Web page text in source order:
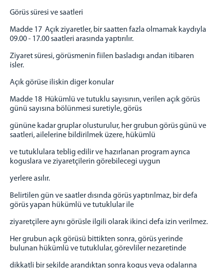
Görüs süresi ve saatleri
Madde 17 Açık ziyaretler, bir saatten fazla olmamak kaydıyla
09.00 - 17.00 saatleri arasında yaptırılır.
Ziyaret süresi, görüsmenin fiilen basladıgı andan itibaren
isler.
Açık görüse iliskin diger konular
Madde 18 Hükümlü ve tutuklu sayısının, verilen açık görüs
günü sayısına bölünmesi suretiyle, görüs
gününe kadar gruplar olusturulur, her grubun görüs günü ve
saatleri, ailelerine bildirilmek üzere, hükümlü
ve tutuklulara teblig edilir ve hazırlanan program ayrıca
koguslara ve ziyaretçilerin görebilecegi uygun
yerlere asılır.
Belirtilen gün ve saatler dısında görüs yaptırılmaz, bir defa
görüs yapan hükümlü ve tutuklular ile
ziyaretçilere aynı görüsle ilgili olarak ikinci defa izin verilmez.
Her grubun açık görüsü bittikten sonra, görüs yerinde
bulunan hükümlü ve tutuklular, görevliler nezaretinde
dikkatli bir sekilde arandıktan sonra kogus veya odalarına